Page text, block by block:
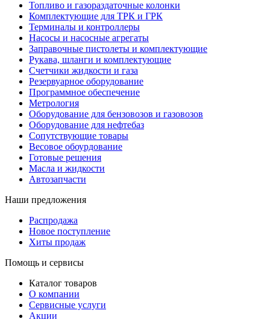
Топливо и газораздаточные колонки
Комплектующие для ТРК и ГРК
Терминалы и контроллеры
Насосы и насосные агрегаты
Заправочные пистолеты и комплектующие
Рукава, шланги и комплектующие
Счетчики жидкости и газа
Резервуарное оборудование
Программное обеспечение
Метрология
Оборудование для бензовозов и газовозов
Оборудование для нефтебаз
Сопутствующие товары
Весовое обоурдование
Готовые решения
Масла и жидкости
Автозапчасти
Наши предложения
Распродажа
Новое поступление
Хиты продаж
Помощь и сервисы
Каталог товаров
О компании
Сервисные услуги
Акции